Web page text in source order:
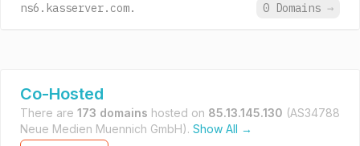
ns6.kasserver.com.
0 Domains →
Co-Hosted
There are 173 domains hosted on 85.13.145.130 (AS34788
Neue Medien Muennich GmbH). Show All →